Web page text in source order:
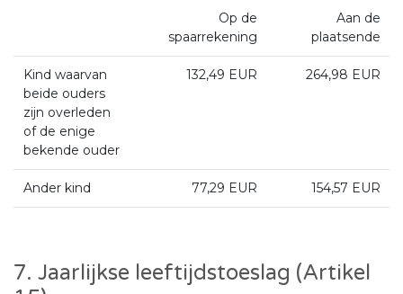
Op de
spaarrekening
Aan de
plaatsende
Kind waarvan
beide ouders
zijn overleden
of de enige
bekende ouder
132,49 EUR 264,98 EUR
Ander kind 77,29 EUR 154,57 EUR
7. Jaarlijkse leeftijdstoeslag (Artikel